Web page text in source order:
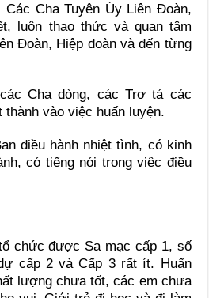
Cha Tuyên Úy Liên Đoàn,
luôn thao thức và quan tâm
Đoàn, Hiệp đoàn và đến từng
Cha dòng, các Trợ tá các
thành vào việc huấn luyện.
điều hành nhiệt tình, có kinh
có tiếng nói trong việc điều
chức được Sa mạc cấp 1, số
cấp 2 và Cấp 3 rất ít. Huấn
lượng chưa tốt, các em chưa